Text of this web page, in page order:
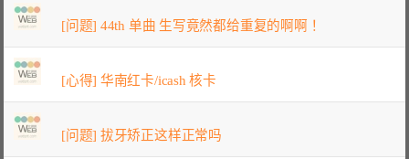
[问题] 44th 单曲 生写竟然都给重复的啊啊！
[心得] 华南红卡/icash 核卡
[问题] 拔牙矫正这样正常吗